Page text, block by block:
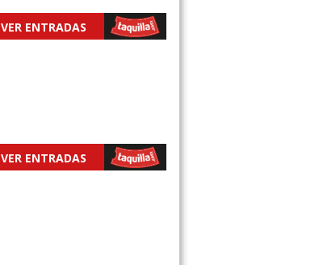
VER ENTRADAS
VER ENTRADAS